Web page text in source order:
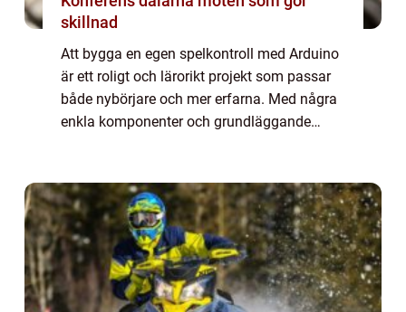
skillnad
Att bygga en egen spelkontroll med Arduino
är ett roligt och lärorikt projekt som passar
både nybörjare och mer erfarna. Med några
enkla komponenter och grundläggande